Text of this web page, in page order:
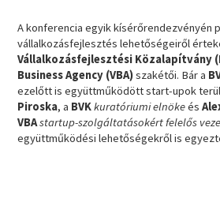
A konferencia egyik kísérőrendezvényén
vállalkozásfejlesztés lehetőségeiről
Vállalkozásfejlesztési Közalapítvány
Business Agency (VBA)szakétői. Bár a
ezelőtt is együttműködött start-upok
Piroska, a BVKkuratóriumi elnökeés
VBAstartup-szolgáltatásokért felelős
együttműködési lehetőségekről is